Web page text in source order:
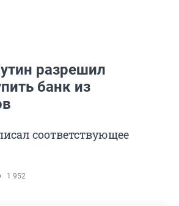
разрешил
банк из
соответствующее
1 952